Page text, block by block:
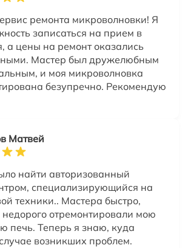
ремонта микроволновки! Я
записаться на прием в
а цены на ремонт оказались
Мастер был дружелюбным
и моя микроволновка
безупречно. Рекомендую
Матвей
найти авторизованный
специализирующийся на
техники.. Мастера быстро,
недорого отремонтировали мою
печь. Теперь я знаю, куда
возникших проблем.